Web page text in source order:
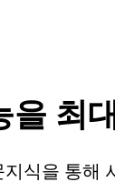
을 최
식을 통